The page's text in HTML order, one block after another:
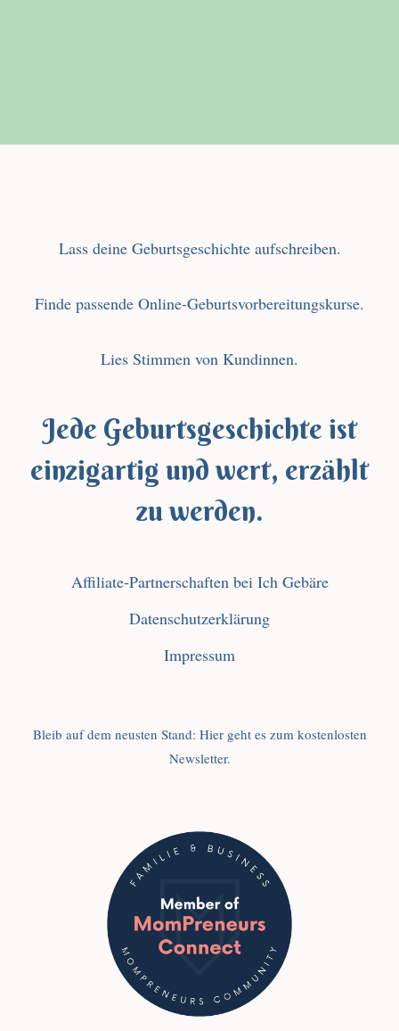
Lass deine Geburtsgeschichte aufschreiben.
Finde passende Online-Geburtsvorbereitungskurse.
Lies Stimmen von Kundinnen.
Jede Geburtsgeschichte ist
einzigartig und wert, erzählt
zu werden.
Affiliate-Partnerschaften bei Ich Gebäre
Datenschutzerklärung
Impressum
Bleib auf dem neusten Stand: Hier geht es zum kostenlosten
Newsletter.